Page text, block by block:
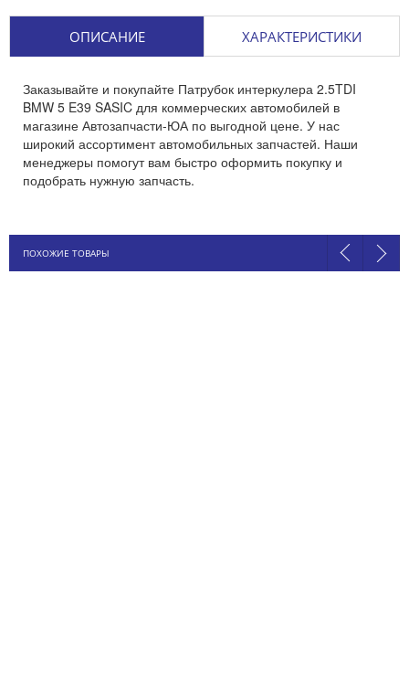
ОПИСАНИЕ ХАРАКТЕРИСТИКИ
Заказывайте и покупайте Патрубок интеркулера 2.5TDI
BMW 5 E39 SASIC для коммерческих автомобилей в
магазине Автозапчасти-ЮА по выгодной цене. У нас
широкий ассортимент автомобильных запчастей. Наши
менеджеры помогут вам быстро оформить покупку и
подобрать нужную запчасть.
ПОХОЖИЕ ТОВАРЫ